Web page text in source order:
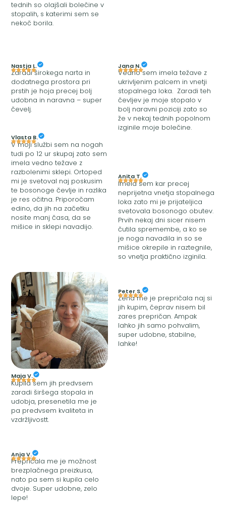
tednih so olajšali bolečine v
stopalih, s katerimi sem se
nekoč borila.
Nastja L.
Zaradi širokega narta in
dodatnega prostora pri
prstih je hoja precej bolj
udobna in naravna – super
čevelj.
Jana N.
Vedno sem imela težave z
ukrivljenim palcem in vnetji
stopalnega loka. Zaradi teh
čevljev je moje stopalo v
bolj naravni poziciji zato so
že v nekaj tednih popolnom
izginile moje bolečine.
Vlasta B.
V moji službi sem na nogah
tudi po 12 ur skupaj zato sem
imela vedno težave z
razbolenimi sklepi. Ortoped
mi je svetoval naj poskusim
te bosonoge čevlje in razlika
je res očitna. Priporočam
edino, da jih na začetku
nosite manj časa, da se
mišice in sklepi navadijo.
Anita T.
Imela sem kar precej
neprijetna vnetja stopalnega
loka zato mi je prijateljica
svetovala bosonogo obutev.
Prvih nekaj dni sicer nisem
čutila spremembe, a ko se
je noga navadila in so se
mišice okrepile in raztegnile,
so vnetja praktično izginila.
Maja V.
Kupila sem jih predvsem
zaradi širšega stopala in
udobja, presenetila me je
pa predvsem kvaliteta in
vzdržljivostt.
Peter S.
Žena me je prepričala naj si
jih kupim, čeprav nisem bil
zares prepričan. Ampak
lahko jih samo pohvalim,
super udobne, stabilne,
lahke!
Anja V.
Prepričala me je možnost
brezplačnega preizkusa,
nato pa sem si kupila celo
dvoje. Super udobne, zelo
lepe!